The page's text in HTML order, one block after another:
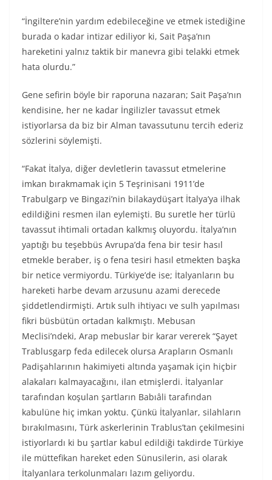
“İngiltere’nin yardım edebileceğine ve etmek istediğine
burada o kadar intizar ediliyor ki, Sait Paşa’nın
hareketini yalnız taktik bir manevra gibi telakki etmek
hata olurdu.”
Gene sefirin böyle bir raporuna nazaran; Sait Paşa’nın
kendisine, her ne kadar İngilizler tavassut etmek
istiyorlarsa da biz bir Alman tavassutunu tercih ederiz
sözlerini söylemişti.
“Fakat İtalya, diğer devletlerin tavassut etmelerine
imkan bırakmamak için 5 Teşrinisani 1911’de
Trabulgarp ve Bingazi’nin bilakaydüşart İtalya’ya ilhak
edildiğini resmen ilan eylemişti. Bu suretle her türlü
tavassut ihtimali ortadan kalkmış oluyordu. İtalya’nın
yaptığı bu teşebbüs Avrupa’da fena bir tesir hasıl
etmekle beraber, iş o fena tesiri hasıl etmekten başka
bir netice vermiyordu. Türkiye’de ise; İtalyanların bu
hareketi harbe devam arzusunu azami derecede
şiddetlendirmişti. Artık sulh ihtiyacı ve sulh yapılması
fikri büsbütün ortadan kalkmıştı. Mebusan
Meclisi’ndeki, Arap mebuslar bir karar vererek “Şayet
Trablusgarp feda edilecek olursa Arapların Osmanlı
Padişahlarının hakimiyeti altında yaşamak için hiçbir
alakaları kalmayacağını, ilan etmişlerdi. İtalyanlar
tarafından koşulan şartların Babıâli tarafından
kabulüne hiç imkan yoktu. Çünkü İtalyanlar, silahların
bırakılmasını, Türk askerlerinin Trablus’tan çekilmesini
istiyorlardı ki bu şartlar kabul edildiği takdirde Türkiye
ile müttefikan hareket eden Sünusilerin, asi olarak
İtalyanlara terkolunmaları lazım geliyordu.